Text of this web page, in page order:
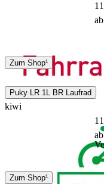
DHL
3 - 5 Tage
Zum Shop¹
Puky LR 1L BR Laufrad
kiwi
Spedition
Zum Shop¹